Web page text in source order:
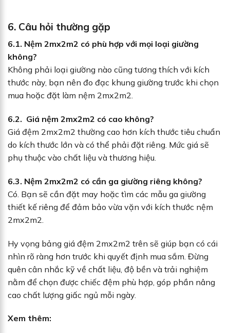
6. Câu hỏi thường gặp
6.1. Nệm 2mx2m2 có phù hợp với mọi loại giường
không?
Không phải loại giường nào cũng tương thích với kích
thước này, bạn nên đo đạc khung giường trước khi chọn
mua hoặc đặt làm nệm 2mx2m2.
6.2. Giá nệm 2mx2m2 có cao không?
Giá đệm 2mx2m2 thường cao hơn kích thước tiêu chuẩn
do kích thước lớn và có thể phải đặt riêng. Mức giá sẽ
phụ thuộc vào chất liệu và thương hiệu.
6.3. Nệm 2mx2m2 có cần ga giường riêng không?
Có. Bạn sẽ cần đặt may hoặc tìm các mẫu ga giường
thiết kế riêng để đảm bảo vừa vặn với kích thước nệm
2mx2m2.
Hy vọng bảng giá đệm 2mx2m2 trên sẽ giúp bạn có cái
nhìn rõ ràng hơn trước khi quyết định mua sắm. Đừng
quên cân nhắc kỹ về chất liệu, độ bền và trải nghiệm
nằm để chọn được chiếc đệm phù hợp, góp phần nâng
cao chất lượng giấc ngủ mỗi ngày.
Xem thêm: